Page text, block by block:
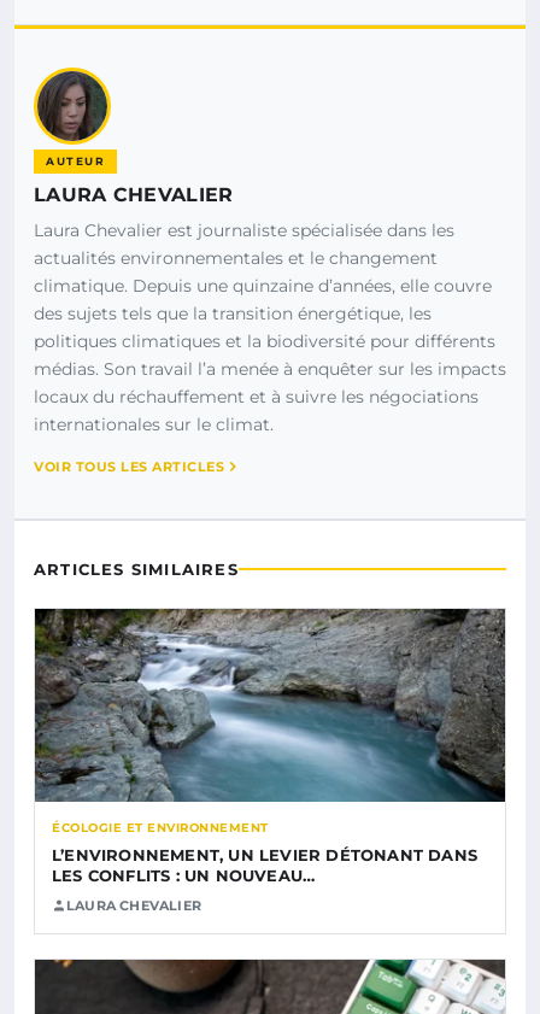
AUTEUR
LAURA CHEVALIER
Laura Chevalier est journaliste spécialisée dans les
actualités environnementales et le changement
climatique. Depuis une quinzaine d’années, elle couvre
des sujets tels que la transition énergétique, les
politiques climatiques et la biodiversité pour différents
médias. Son travail l’a menée à enquêter sur les impacts
locaux du réchauffement et à suivre les négociations
internationales sur le climat.
VOIR TOUS LES ARTICLES
ARTICLES SIMILAIRES
ÉCOLOGIE ET ENVIRONNEMENT
L’ENVIRONNEMENT, UN LEVIER DÉTONANT DANS
LES CONFLITS : UN NOUVEAU…
LAURA CHEVALIER